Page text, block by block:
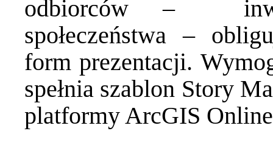
odbiorców –
społeczeństwa –
form prezentacji.
spełnia szablon Story
platformy ArcGIS